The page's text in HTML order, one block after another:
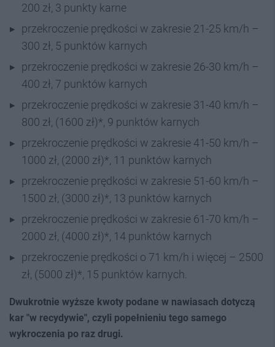
200 zł, 3 punkty karne
przekroczenie prędkości w zakresie 21-25 km/h –
300 zł, 5 punktów karnych
przekroczenie prędkości w zakresie 26-30 km/h –
400 zł, 7 punktów karnych
przekroczenie prędkości w zakresie 31-40 km/h –
800 zł, (1600 zł)*, 9 punktów karnych
przekroczenie prędkości w zakresie 41-50 km/h –
1000 zł, (2000 zł)*, 11 punktów karnych
przekroczenie prędkości w zakresie 51-60 km/h –
1500 zł, (3000 zł)*, 13 punktów karnych
przekroczenie prędkości w zakresie 61-70 km/h –
2000 zł, (4000 zł)*, 14 punktów karnych
przekroczenie prędkości o 71 km/h i więcej – 2500
zł, (5000 zł)*, 15 punktów karnych.
Dwukrotnie wyższe kwoty podane w nawiasach dotyczą
kar "w recydywie", czyli popełnieniu tego samego
wykroczenia po raz drugi.